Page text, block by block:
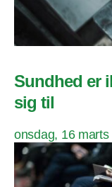
Sundhed er
sig til
onsdag, 16